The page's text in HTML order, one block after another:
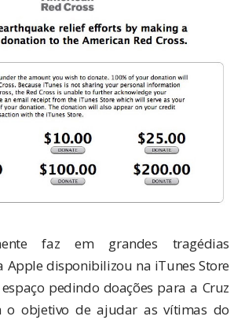
faz em grandes tragédias
Apple disponibilizou na iTunes Store
pedindo doações para a Cruz
o objetivo de ajudar as vítimas do